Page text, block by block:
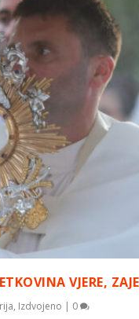
VJERE,
, Izdvojeno | 0